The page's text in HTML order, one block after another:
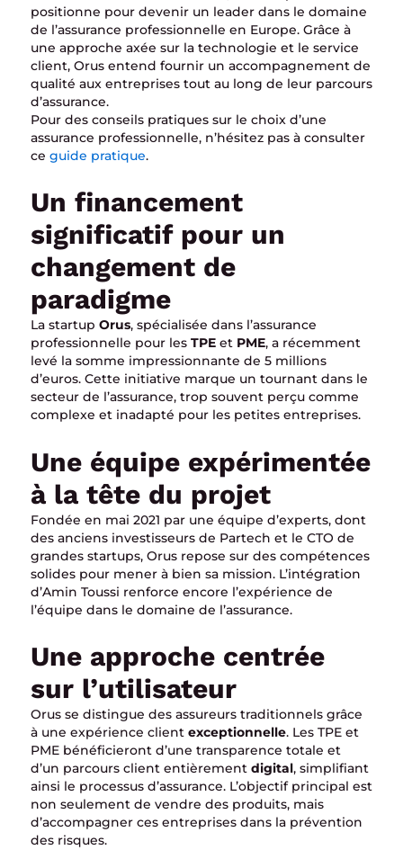
positionne pour devenir un leader dans le domaine
de l’assurance professionnelle en Europe. Grâce à
une approche axée sur la technologie et le service
client, Orus entend fournir un accompagnement de
qualité aux entreprises tout au long de leur parcours
d’assurance.
Pour des conseils pratiques sur le choix d’une
assurance professionnelle, n’hésitez pas à consulter
ce guide pratique.
Un financement
significatif pour un
changement de
paradigme
La startup Orus, spécialisée dans l’assurance
professionnelle pour les TPE et PME, a récemment
levé la somme impressionnante de 5 millions
d’euros. Cette initiative marque un tournant dans le
secteur de l’assurance, trop souvent perçu comme
complexe et inadapté pour les petites entreprises.
Une équipe expérimentée
à la tête du projet
Fondée en mai 2021 par une équipe d’experts, dont
des anciens investisseurs de Partech et le CTO de
grandes startups, Orus repose sur des compétences
solides pour mener à bien sa mission. L’intégration
d’Amin Toussi renforce encore l’expérience de
l’équipe dans le domaine de l’assurance.
Une approche centrée
sur l’utilisateur
Orus se distingue des assureurs traditionnels grâce
à une expérience client exceptionnelle. Les TPE et
PME bénéficieront d’une transparence totale et
d’un parcours client entièrement digital, simplifiant
ainsi le processus d’assurance. L’objectif principal est
non seulement de vendre des produits, mais
d’accompagner ces entreprises dans la prévention
des risques.